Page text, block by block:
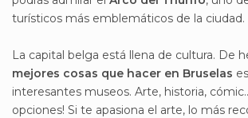
turísticos más emblemáticos de la ciudad.
La capital belga está llena de cultura. De
mejores cosas que hacer en Bruselas
interesantes museos. Arte, historia,
opciones! Si te apasiona el arte, lo más